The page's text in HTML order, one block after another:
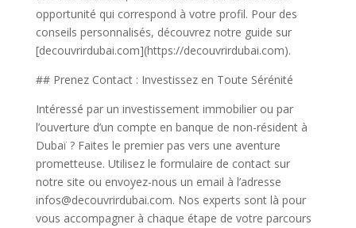
opportunité qui correspond à votre profil. Pour des
conseils personnalisés, découvrez notre guide sur
[decouvrirdubai.com](https://decouvrirdubai.com).
## Prenez Contact : Investissez en Toute Sérénité
Intéressé par un investissement immobilier ou par
l’ouverture d’un compte en banque de non-résident à
Dubaï ? Faites le premier pas vers une aventure
prometteuse. Utilisez le formulaire de contact sur
notre site ou envoyez-nous un email à l’adresse
infos@decouvrirdubai.com. Nos experts sont là pour
vous accompagner à chaque étape de votre parcours